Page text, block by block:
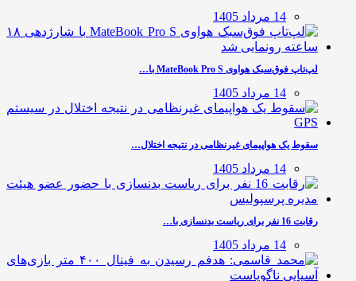
14 مرداد 1405
لپ‌تاپ فوق‌سبک هواوی MateBook Pro S با…
14 مرداد 1405
سقوط یک هواپیمای غیرنظامی در نتیجه اختلال…
14 مرداد 1405
رقابت 16 نفر برای ریاست بدنسازی با…
14 مرداد 1405